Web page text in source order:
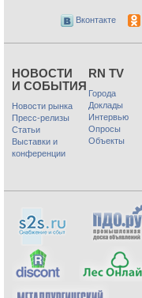
Вконтакте
НОВОСТИ
И СОБЫТИЯ
Новости рынка
Пресс-релизы
Статьи
Выставки и
конференции
RN TV
Города
Доклады
Интервью
Опросы
Объекты